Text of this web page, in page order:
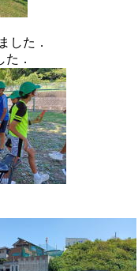
した．
．